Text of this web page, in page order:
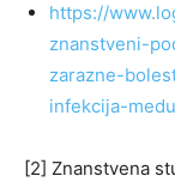
https://
znanstveni-
zarazne-
infekcija-
[2] Znanstvena